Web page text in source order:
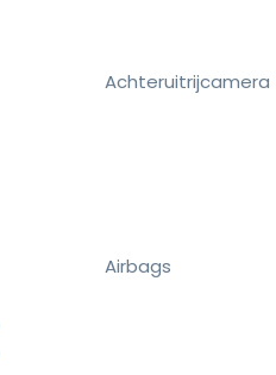
Achteruitrijcamera
Airbags